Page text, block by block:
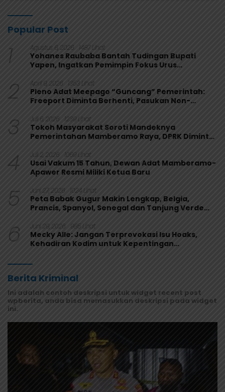
Popular Post
1 Agustus 6, 2026 1487 Lihat
Yohanes Raubaba Bantah Tudingan Bupati
Yapen, Ingatkan Pemimpin Fokus Urus
2 April 9, 2026 1353 Lihat
Pleno Adat Meepago “Guncang” Pemerintah:
Freeport Diminta Berhenti, Pasukan Non-
3 Juli 6, 2026 1239 Lihat
Tokoh Masyarakat Soroti Mandeknya
Pemerintahan Mamberamo Raya, DPRK Diminta
4 Juli 2, 2026 1069 Lihat
Usai Vakum 15 Tahun, Dewan Adat Mamberamo-
Apawer Resmi Miliki Ketua Baru
5 Juni 27, 2026 1024 Lihat
Peta Babak Gugur Makin Lengkap, Belgia,
Prancis, Spanyol, Senegal dan Tanjung Verde
6 Juni 29, 2026 985 Lihat
Mecky Alle: Jangan Terprovokasi Isu Hoaks,
Kehadiran Kodim untuk Kepentingan
Berita Kriminal
Ini adalah contoh deskripsi untuk widget recent post
wpberita, anda bisa memasukkan deskripsi pada widget
ini.